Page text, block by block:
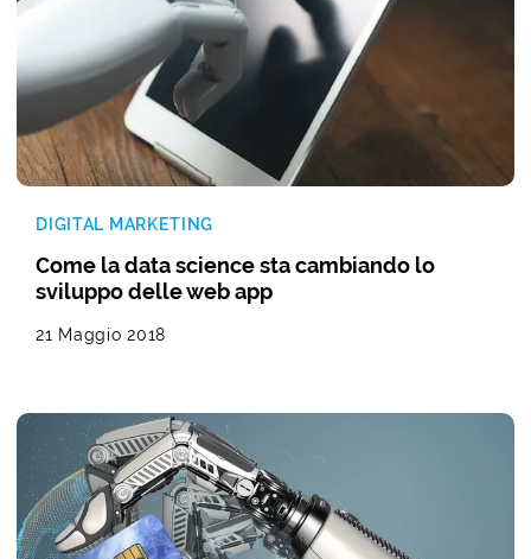
DIGITAL MARKETING
Come la data science sta cambiando lo
sviluppo delle web app
21 Maggio 2018